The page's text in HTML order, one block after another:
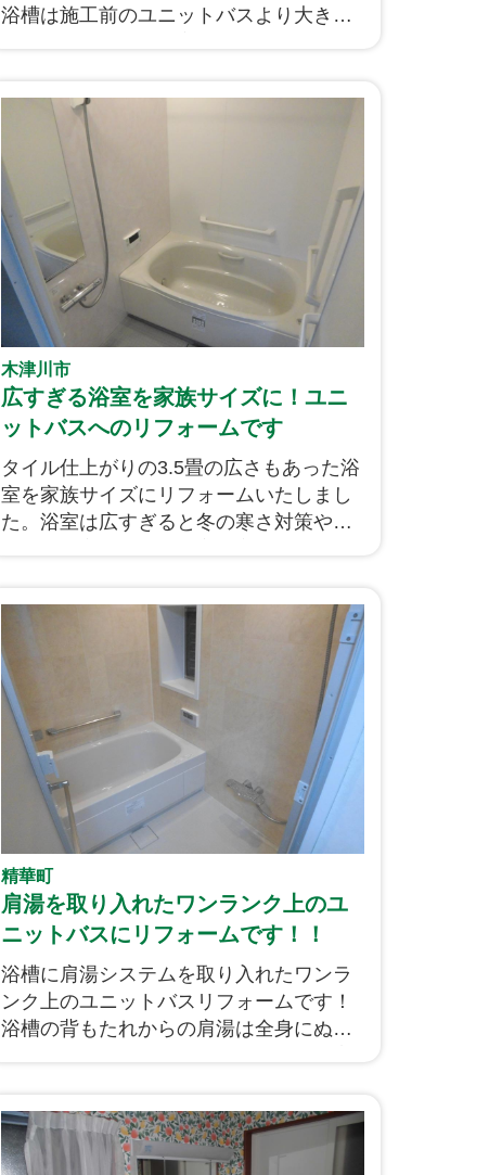
浴槽は施工前のユニットバスより大きく
おります！
木津川市
広すぎる浴室を家族サイズに！ユニ
ットバスへのリフォームです
タイル仕上がりの3.5畳の広さもあった浴
室を家族サイズにリフォームいたしまし
た。浴室は広すぎると冬の寒さ対策やお
する計画としました！
精華町
肩湯を取り入れたワンランク上のユ
ニットバスにリフォームです！！
浴槽に肩湯システムを取り入れたワンラ
ンク上のユニットバスリフォームです！
浴槽の背もたれからの肩湯は全身にぬく
験できるのは夢のようですね！